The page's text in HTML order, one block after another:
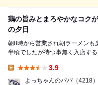
鶏の旨みとまろやかなコク
の夕日
朝8時から営業され朝ラーメン
半頃でしたが待つ事無く入店する事が出来ま
3.9
よっちゃんのパパ （4218）